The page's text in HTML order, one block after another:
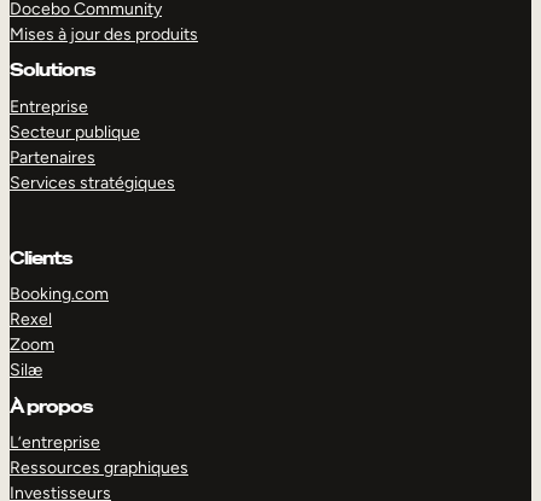
Docebo Community
Mises à jour des produits
Solutions
Entreprise
Secteur publique
Partenaires
Services stratégiques
Clients
Booking.com
Rexel
Zoom
Silæ
À propos
L’entreprise
Ressources graphiques
Investisseurs